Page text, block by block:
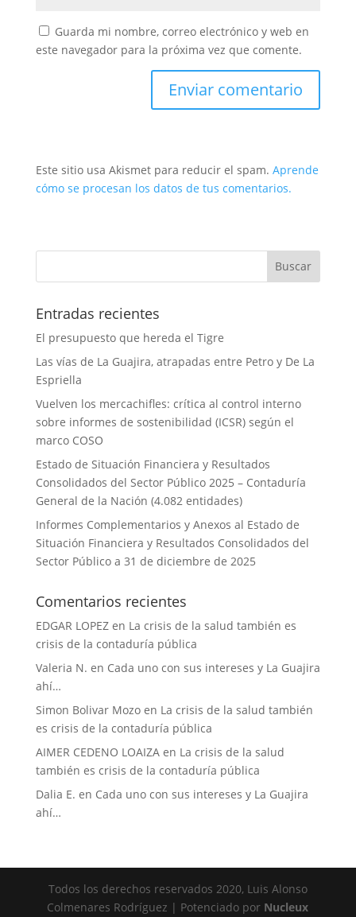
Guarda mi nombre, correo electrónico y web en
este navegador para la próxima vez que comente.
Este sitio usa Akismet para reducir el spam. Aprende
cómo se procesan los datos de tus comentarios.
Entradas recientes
El presupuesto que hereda el Tigre
Las vías de La Guajira, atrapadas entre Petro y De La
Espriella
Vuelven los mercachifles: crítica al control interno
sobre informes de sostenibilidad (ICSR) según el
marco COSO
Estado de Situación Financiera y Resultados
Consolidados del Sector Público 2025 – Contaduría
General de la Nación (4.082 entidades)
Informes Complementarios y Anexos al Estado de
Situación Financiera y Resultados Consolidados del
Sector Público a 31 de diciembre de 2025
Comentarios recientes
EDGAR LOPEZen La crisis de la salud también es
crisis de la contaduría pública
Valeria N. en Cada uno con sus intereses y La Guajira
ahí…
Simon Bolivar Mozoen La crisis de la salud también
es crisis de la contaduría pública
AIMER CEDENO LOAIZAen La crisis de la salud
también es crisis de la contaduría pública
Dalia E. en Cada uno con sus intereses y La Guajira
ahí…
Todos los derechos reservados 2020, Luis Alonso
Colmenares Rodríguez | Potenciado por Nucleux